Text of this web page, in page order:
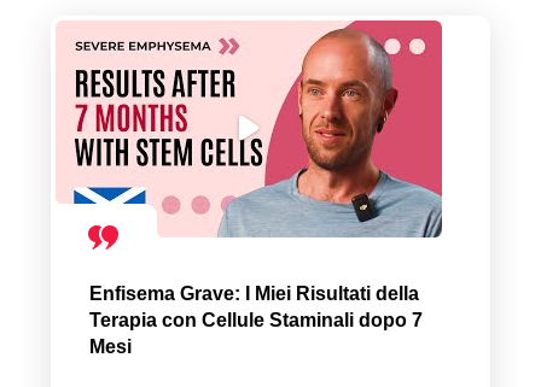
Enfisema Grave: I Miei Risultati della
Terapia con Cellule Staminali dopo 7
Mesi